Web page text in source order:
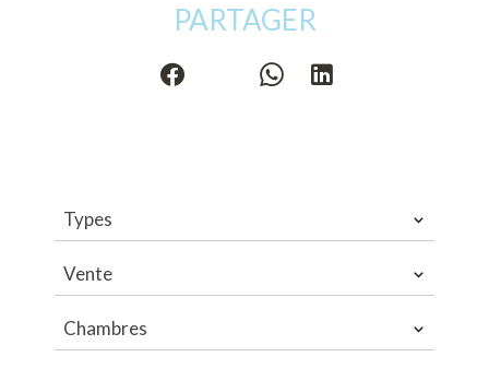
PARTAGER
Types
Vente
Chambres